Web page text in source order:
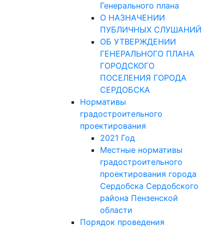
Генерального плана
О НАЗНАЧЕНИИ
ПУБЛИЧНЫХ СЛУШАНИЙ
ОБ УТВЕРЖДЕНИИ
ГЕНЕРАЛЬНОГО ПЛАНА
ГОРОДСКОГО
ПОСЕЛЕНИЯ ГОРОДА
СЕРДОБСКА
Нормативы
градостроительного
проектирования
2021 Год
Местные нормативы
градостроительного
проектирования города
Сердобска Сердобского
района Пензенской
области
Порядок проведения